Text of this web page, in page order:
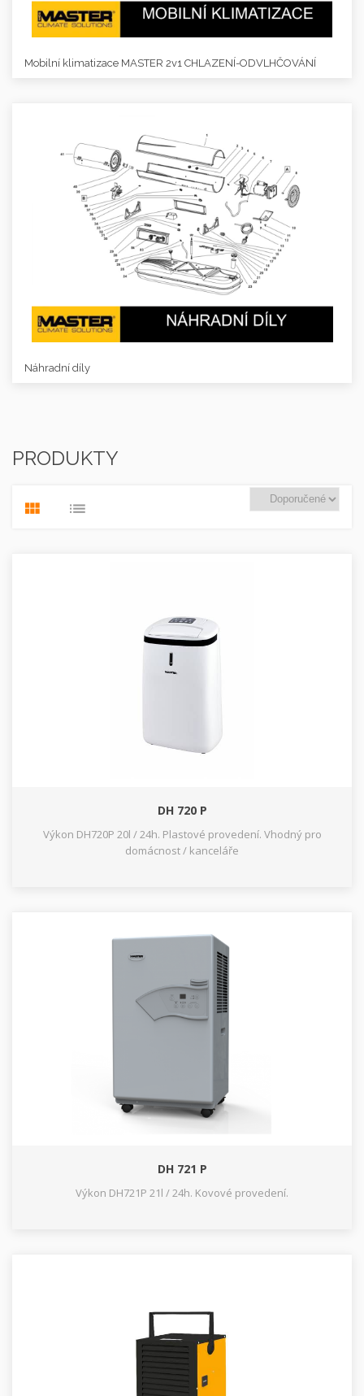
Mobilní klimatizace MASTER 2v1 CHLAZENÍ-ODVLHČOVÁNÍ
Náhradní díly
PRODUKTY
DH 720 P
Výkon DH720P 20l / 24h. Plastové provedení. Vhodný pro
domácnost / kanceláře
DH 721 P
Výkon DH721P 21l / 24h. Kovové provedení.